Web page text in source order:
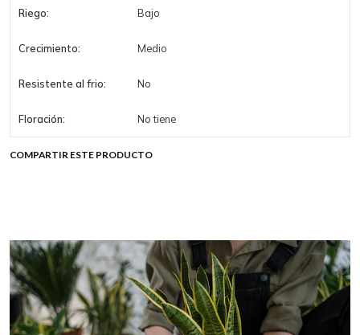
Riego: Bajo
Crecimiento: Medio
Resistente al frio: No
Floración: No tiene
COMPARTIR ESTE PRODUCTO